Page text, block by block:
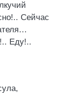
Сейчас
Еду!..